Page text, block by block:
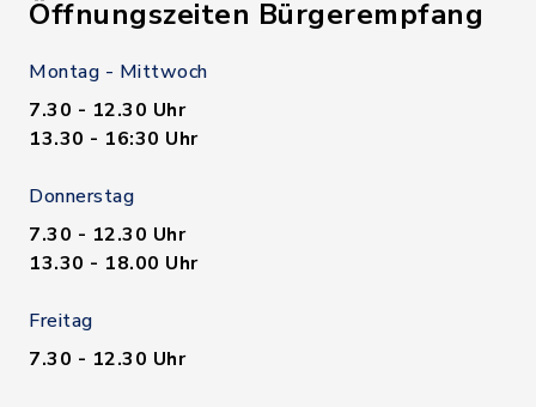
Öffnungszeiten Bürgerempfang
Montag - Mittwoch
7.30 - 12.30 Uhr
13.30 - 16:30 Uhr
Donnerstag
7.30 - 12.30 Uhr
13.30 - 18.00 Uhr
Freitag
7.30 - 12.30 Uhr